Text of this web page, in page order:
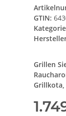
GTIN:
Grillen